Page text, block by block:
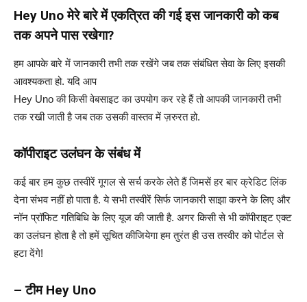
Hey Uno मेरे बारे में एकत्रित की गई इस जानकारी को कब
तक अपने पास रखेगा?
हम आपके बारे में जानकारी तभी तक रखेंगे जब तक संबंधित सेवा के लिए इसकी
आवश्यकता हो. यदि आप
Hey Uno की किसी वेबसाइट का उपयोग कर रहे हैं तो आपकी जानकारी तभी
तक रखी जाती है जब तक उसकी वास्तव में ज़रुरत हो.
कॉपीराइट उलंघन के संबंध में
कई बार हम कुछ तस्वीरें गूगल से सर्च करके लेते हैं जिमसें हर बार क्रेडिट लिंक
देना संभव नहीं हो पाता है. ये सभी तस्वीरें सिर्फ जानकारी साझा करने के लिए और
नॉन प्रॉफिट गतिबिधि के लिए यूज की जाती है. अगर किसी से भी कॉपीराइट एक्ट
का उलंघन होता है तो हमें सूचित कीजियेगा हम तुरंत ही उस तस्वीर को पोर्टल से
हटा देंगे!
– टीम Hey Uno